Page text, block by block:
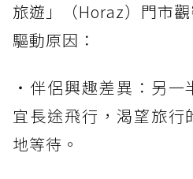
旅遊」（Horaz）門市
驅動原因：
・伴侶興趣差異：另
宜長途飛行，渴望旅行
地等待。